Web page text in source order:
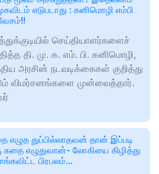
எடுபடாது : கனிமொழி எம்பி
செய்தியாளர்களைச்
தி. மு. க. எம். பி. கனிமொழி,
அரசின் நடவடிக்கைகள் குறித்து
விமர்சனங்களை முன்வைத்தார்.
எழுத துப்பில்லாதவன் தான் இப்படி
கதை எழுதுவான்- லோகியை கிழித்து
பிரபலம்…